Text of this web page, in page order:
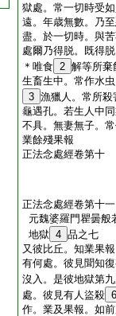
獄處。常一切時受
遠。年歳無數。乃
盡。於一切時。與
處爾乃得脱。既得
＊唯食 2 解等所棄
生畜生中。常作水
3 漁獵人。常所
龜遇孔。若生人中
不具。無妻無子。
業餘殘果報
正法念處經卷第十
正法念處經卷第十一
元魏婆羅門瞿曇般
地獄 4 品之七
又彼比丘。知業果
有何處。彼見聞知
沒入。是彼地獄第
處。彼見有人盜殺 6
作。業及果報。如